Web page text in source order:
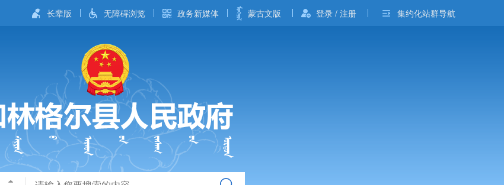
长辈版 无障碍浏览 政务新媒体 蒙古文版 登录 / 注册 集约化站群导航